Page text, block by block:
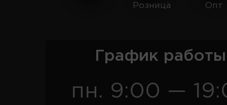
Розница Опт
График
пн. 9:00 —